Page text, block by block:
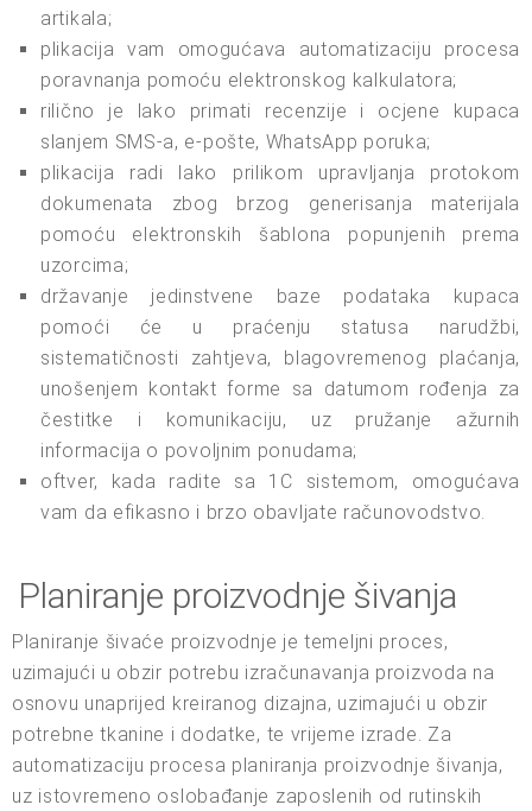
artikala;
plikacija vam omogućava automatizaciju procesa
poravnanja pomoću elektronskog kalkulatora;
rilično je lako primati recenzije i ocjene kupaca
slanjem SMS-a, e-pošte, WhatsApp poruka;
plikacija radi lako prilikom upravljanja protokom
dokumenata zbog brzog generisanja materijala
pomoću elektronskih šablona popunjenih prema
uzorcima;
državanje jedinstvene baze podataka kupaca
pomoći će u praćenju statusa narudžbi,
sistematičnosti zahtjeva, blagovremenog plaćanja,
unošenjem kontakt forme sa datumom rođenja za
čestitke i komunikaciju, uz pružanje ažurnih
informacija o povoljnim ponudama;
oftver, kada radite sa 1C sistemom, omogućava
vam da efikasno i brzo obavljate računovodstvo.
Planiranje proizvodnje šivanja
Planiranje šivaće proizvodnje je temeljni proces,
uzimajući u obzir potrebu izračunavanja proizvoda na
osnovu unaprijed kreiranog dizajna, uzimajući u obzir
potrebne tkanine i dodatke, te vrijeme izrade. Za
automatizaciju procesa planiranja proizvodnje šivanja,
uz istovremeno oslobađanje zaposlenih od rutinskih